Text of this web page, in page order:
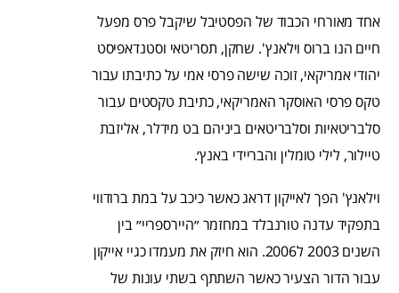
אחד מאורחי הכבוד של הפסטיבל שיקבל פרס מפעל
חיים הנו ברוס וילאנץ'. שחקן, תסריטאי וסטנדאפיסט
יהודי אמריקאי, זוכה שישה פרסי אמי על כתיבתו עבור
טקס פרסי האוסקר האמריקאי, כתיבת טקסטים עבור
סלבריטאיות וסלבריטאים ביניהם בט מידלר, אליזבת
טיילור, לילי טומלין והבריידי באנץ׳.
וילאנץ' הפך לאייקון דראג כאשר כיכב על במת ברודווי
בתפקיד עדנה טורנבלד במחזמר ״היירספריי״ בין
השנים 2003 ל2006. הוא חיזק את מעמדו כגיי אייקון
עבור הדור הצעיר כאשר השתתף בשתי עונות של